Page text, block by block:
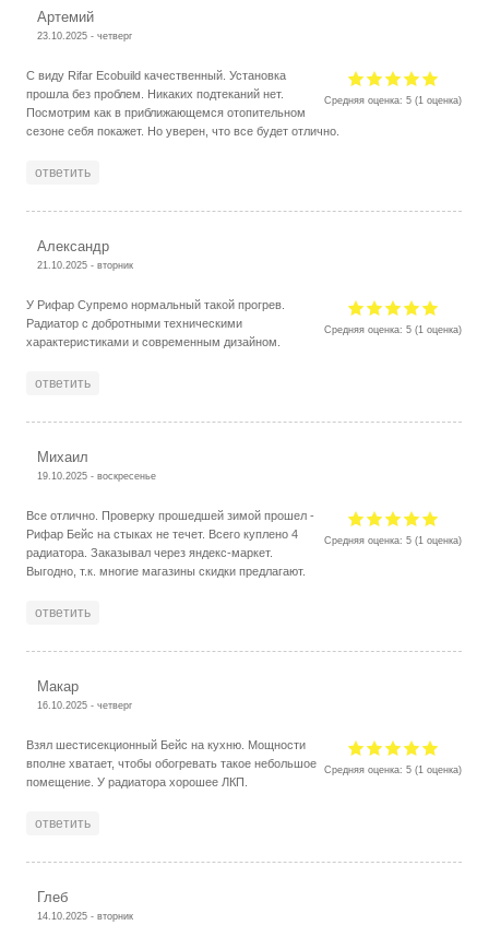
Артемий
23.10.2025 - четверг
Средняя оценка:5 (1 оценка)
С виду Rifar Ecobuild качественный. Установка
прошла без проблем. Никаких подтеканий нет.
Посмотрим как в приближающемся отопительном
сезоне себя покажет. Но уверен, что все будет отлично.
ответить
Александр
21.10.2025 - вторник
Средняя оценка:5 (1 оценка)
У Рифар Супремо нормальный такой прогрев.
Радиатор с добротными техническими
характеристиками и современным дизайном.
ответить
Михаил
19.10.2025 - воскресенье
Средняя оценка:5 (1 оценка)
Все отлично. Проверку прошедшей зимой прошел -
Рифар Бейс на стыках не течет. Всего куплено 4
радиатора. Заказывал через яндекс-маркет.
Выгодно, т.к. многие магазины скидки предлагают.
ответить
Макар
16.10.2025 - четверг
Средняя оценка:5 (1 оценка)
Взял шестисекционный Бейс на кухню. Мощности
вполне хватает, чтобы обогревать такое небольшое
помещение. У радиатора хорошее ЛКП.
ответить
Глеб
14.10.2025 - вторник